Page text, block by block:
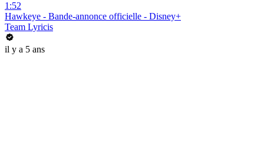
1:52
Hawkeye - Bande-annonce officielle - Disney+
Team Lyricis
il y a 5 ans